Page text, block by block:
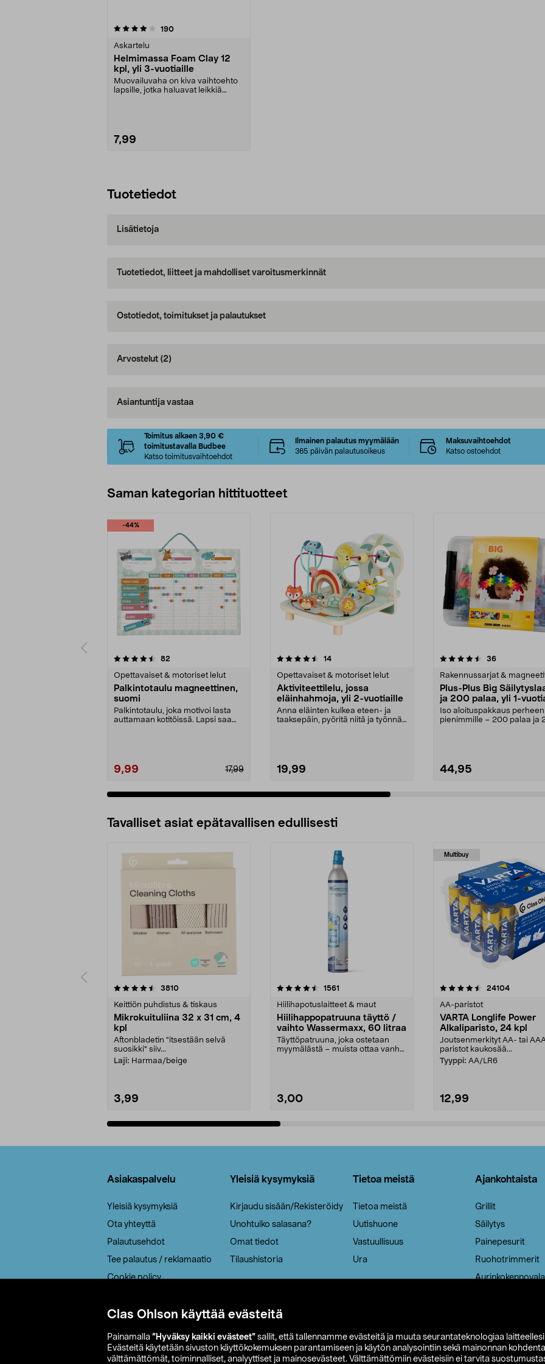
Clas Ohlson käyttää evästeitä
Painamalla ”Hyväksy kaikki evästeet” sallit, että tallennamme evästeitä ja muuta seurantateknologiaa laitteellesi
Evästeitä käytetään sivuston käyttökokemuksen parantamiseen ja käytön analysointiin sekä mainonnan
välttämättömät, toiminnalliset, analyyttiset ja mainosevästeet. Välttämättömiin evästeisiin ei tarvita
190arvostelut
Askartelu
Helmimassa Foam Clay 12
kpl, yli 3-vuotiaille
Muovailuvaha on kiva vaihtoehto
lapsille, jotka haluavat leikkiä
7,99
Tuotetiedot
Lisätietoja
Tuotetiedot, liitteet ja mahdolliset varoitusmerkinnät
Ostotiedot, toimitukset ja palautukset
Arvostelut (2)
Asiantuntija vastaa
Toimitus alkaen 3,90 €
toimitustavalla Budbee
Katso toimitusvaihtoehdot
Ilmainen palautus myymälään
365 päivän palautusoikeus
Maksuvaihtoehdot
Katso ostoehdot
Saman kategorian hittituotteet
-44%
82
Opettavaiset & motoriset lelut
Palkintotaulu magneettinen,
suomi
Palkintotaulu, joka motivoi lasta
auttamaan kotitöissä. Lapsi saa
9,99 17,99
4.5 viidestä
14arvostelut
Opettavaiset & motoriset lelut
Aktiviteettilelu, jossa
eläinhahmoja, yli 2-vuotiaille
Anna eläinten kulkea eteen- ja
taaksepäin, pyöritä niitä ja työnnä
19,99
4.5 viidestä
36arvostelut
Rakennussarjat &
Plus-Plus Big
ja 200 palaa, yli 1-
Iso aloituspakkaus perheen
pienimmille – 200 palaa ja
44,95
4.5 viidestä
Tavalliset asiat epätavallisen edullisesti
3810arvostelut
Keittiön puhdistus & tiskaus
Mikrokuituliina 32 x 31 cm, 4
kpl
Aftonbladetin "itsestään selvä
suosikki" siiv...
Laji: Harmaa/beige
3,99
4.5viidestä
1561
Hiilihapotuslaitteet & maut
Hiilihappopatruuna täyttö /
vaihto Wassermaxx, 60 litraa
Täyttöpatruuna, joka ostetaan
myymälästä – muista ottaa vanha
3,00
Multibuy
4.5viidestä
24104arvostelut
AA-paristot
VARTA Longlife Power
Alkaliparisto, 24 kpl
Joutsenmerkityt AA- tai
paristot kaukosää...
Tyyppi: AA/LR6
12,99
4.5viidestä
Asiakaspalvelu
Yleisiä kysymyksiä
Ota yhteyttä
Palautusehdot
Tee palautus / reklamaatio
Cookie policy
Saavutettavuus
Yleisiä kysymyksiä
Kirjaudu sisään/Rekisteröidy
Unohtuiko salasana?
Omat tiedot
Tilaushistoria
Tietoa meistä
Tietoa meistä
Uutishuone
Vastuullisuus
Ura
Ajankohtaista
Grillit
Säilytys
Painepesurit
Ruohotrimmerit